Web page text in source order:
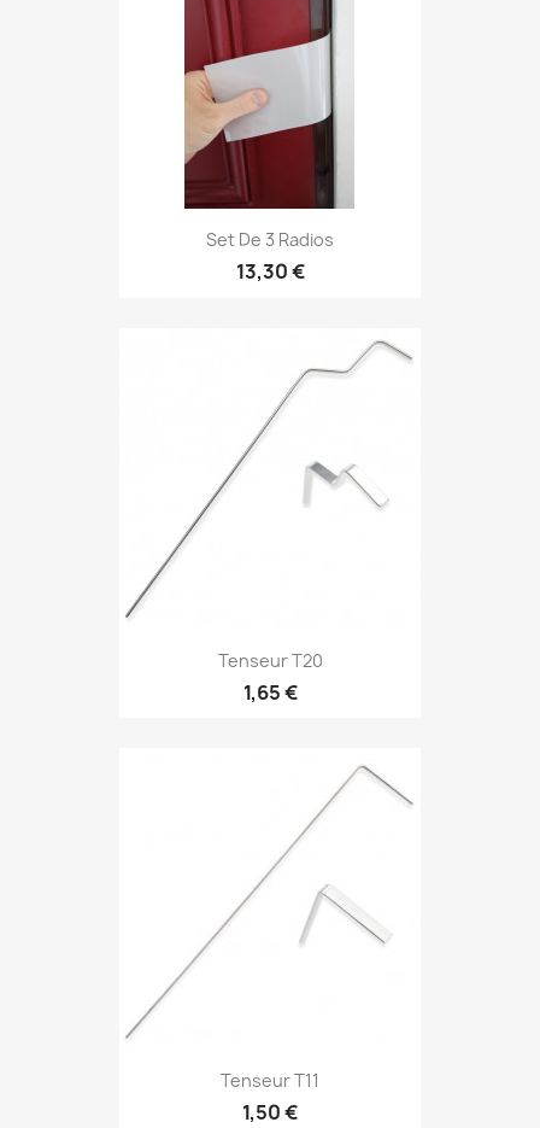
Set De 3 Radios
13,30 €
Tenseur T20
1,65 €
Tenseur T11
1,50 €